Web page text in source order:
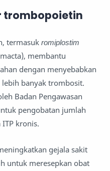
trombopoietin
termasuk romiplostim
membantu
dengan menyebabkan
banyak trombosit.
Badan Pengawasan
pengobatan jumlah
kronis.
gejala sakit
untuk meresepkan obat